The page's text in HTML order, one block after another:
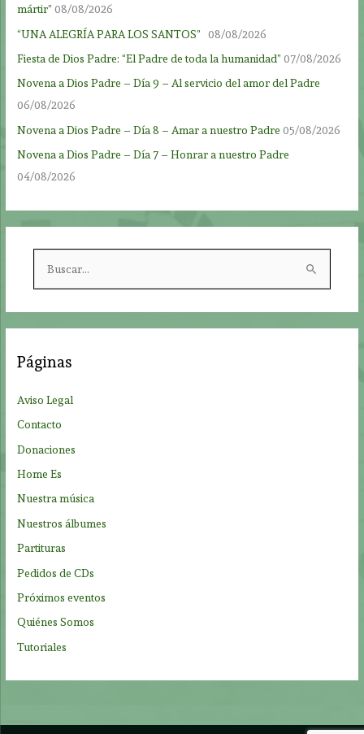
mártir” 08/08/2026
“UNA ALEGRÍA PARA LOS SANTOS”
08/08/2026
Fiesta de Dios Padre: “El Padre de toda la humanidad” 07/08/2026
Novena a Dios Padre – Día 9 – Al servicio del amor del Padre
06/08/2026
Novena a Dios Padre – Día 8 – Amar a nuestro Padre 05/08/2026
Novena a Dios Padre – Día 7 – Honrar a nuestro Padre
04/08/2026
c
r
:
Páginas
Aviso Legal
Contacto
Donaciones
Home Es
Nuestra música
Nuestros álbumes
Partituras
Pedidos de CDs
Próximos eventos
Quiénes Somos
Tutoriales